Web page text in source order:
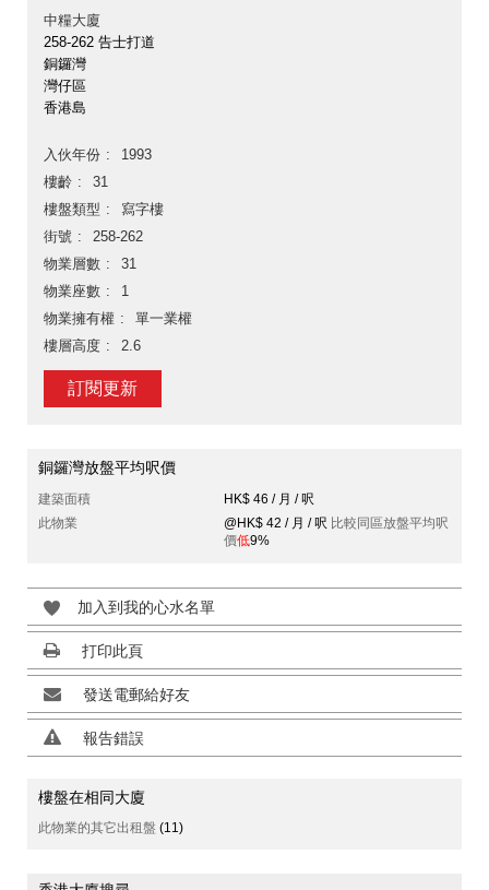
中糧大廈
258-262 告士打道
銅鑼灣
灣仔區
香港島
入伙年份
1993
樓齡
31
樓盤類型
寫字樓
街號
258-262
物業層數
31
物業座數
1
物業擁有權
單一業權
樓層高度
2.6
訂閱更新
銅鑼灣放盤平均呎價
建築面積
HK$ 46 / 月 / 呎
此物業
@HK$ 42 / 月 / 呎 比較同區放盤平均呎
價低9%
加入到我的心水名單
打印此頁
發送電郵給好友
報告錯誤
樓盤在相同大廈
此物業的其它出租盤 (11)